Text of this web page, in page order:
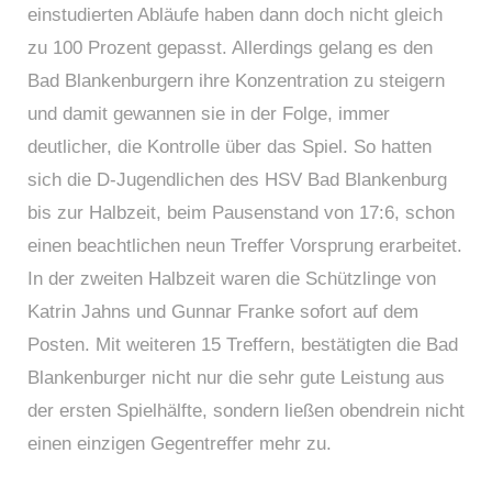
einstudierten Abläufe haben dann doch nicht gleich
zu 100 Prozent gepasst. Allerdings gelang es den
Bad Blankenburgern ihre Konzentration zu steigern
und damit gewannen sie in der Folge, immer
deutlicher, die Kontrolle über das Spiel. So hatten
sich die D-Jugendlichen des HSV Bad Blankenburg
bis zur Halbzeit, beim Pausenstand von 17:6, schon
einen beachtlichen neun Treffer Vorsprung erarbeitet.
In der zweiten Halbzeit waren die Schützlinge von
Katrin Jahns und Gunnar Franke sofort auf dem
Posten. Mit weiteren 15 Treffern, bestätigten die Bad
Blankenburger nicht nur die sehr gute Leistung aus
der ersten Spielhälfte, sondern ließen obendrein nicht
einen einzigen Gegentreffer mehr zu.